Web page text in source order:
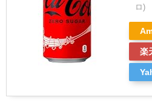
ロ)
楽